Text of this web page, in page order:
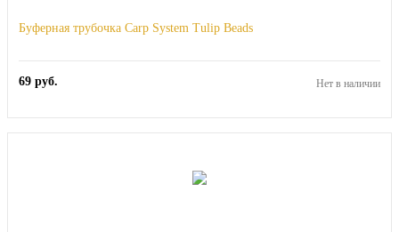
Буферная трубочка Carp System Tulip Beads
69 руб. Нет в наличии